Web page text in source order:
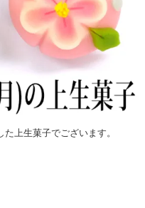
上生菓子でございます。